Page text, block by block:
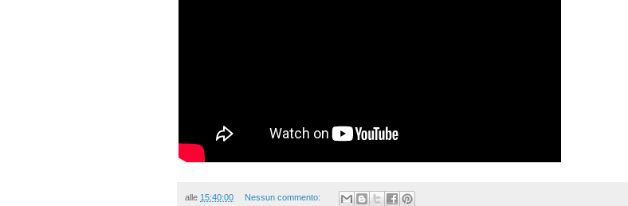
alle 15:40:00 Nessun commento: